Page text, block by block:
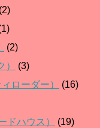
(2)
(2)
(3)
ローダー）
(16)
ドハウス）
(19)